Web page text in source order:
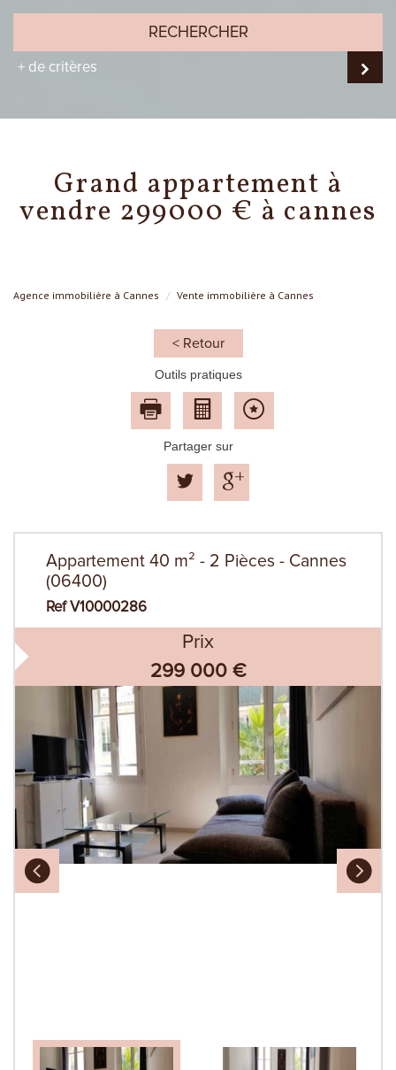
RECHERCHER
+ de critères
grand appartement à
vendre 299000 € à cannes
Agence immobilière à Cannes Vente immobilière à Cannes
< Retour
Outils pratiques
Partager sur
Appartement 40 m² - 2 Pièces - Cannes
(06400)
Ref V10000286
Prix
299 000 €